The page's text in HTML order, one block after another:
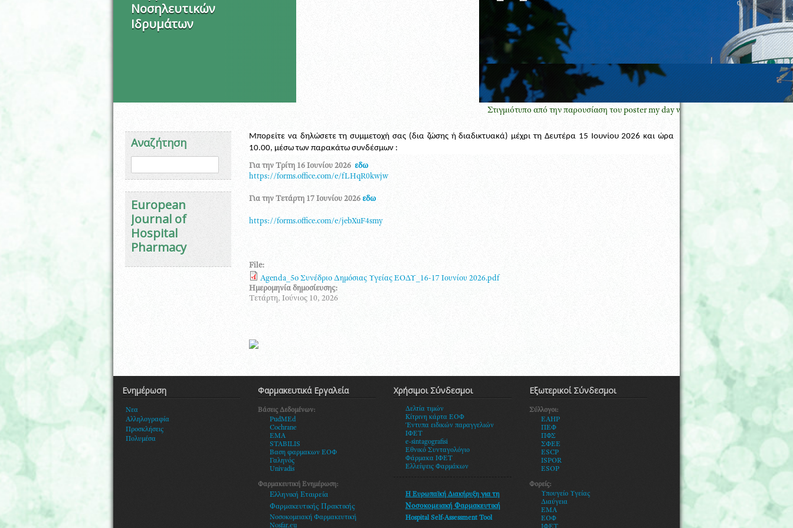
Νοσηλευτικών
Ιδρυμάτων
Στιγμιότυπο από την παρουσίαση του poster my day with oncology pharmacy GREECE με
Αναζήτηση
Φόρμα αναζήτησης
European
Journal of
Hospital
Pharmacy
Μπορείτε να δηλώσετε τη συμμετοχή σας (δια ζώσης ή διαδικτυακά) μέχρι τη Δευτέρα 15 Ιουνίου 2026 και ώρα
10.00, μέσω των παρακάτω συνδέσμων :
Για την Τρίτη 16 Ιουνίου 2026 εδω
https://forms.office.com/e/fLHqR0kwjw
Για την Τετάρτη 17 Ιουνίου 2026 εδω
https://forms.office.com/e/jebXuF4smy
File:
Agenda_5o Συνέδριο Δημόσιας Υγείας ΕΟΔΥ_16-17 Ιουνίου 2026.pdf
Ημερομηνία δημοσίευσης:
Τετάρτη, Ιούνιος 10, 2026
Ενημέρωση
Νεα
Αλληλογραφία
Προσκλήσεις
Πολυμέσα
Φαρμακευτικά Εργαλεία
Βάσεις Δεδομένων:
PudMEd
Cochrane
EMA
STABILIS
Βαση φαρμακων ΕΟΦ
Γαληνός
Univadis
Φαρμακευτική Ενημέρωση:
Ελληνική Εταιρεία
Φαρμακευτικής Πρακτικής
Νοσοκομειακή Φαρμακευτική
Nosfar.eu
Χρήσιμοι Σύνδεσμοι
Δελτία τιμών
Κίτρινη κάρτα ΕΟΦ
Έντυπα ειδικών παραγγελιών
ΙΦΕΤ
e-sintagografisi
Εθνικό Συνταγολόγιο
Φάρμακα ΙΦΕΤ
Ελλείψεις Φαρμάκων
Η Ευρωπαϊκή Διακήρυξη για τη
Νοσοκομειακή Φαρμακευτική
Hospital Self-Assessment Tool
Εξωτερικοί Σύνδεσμοι
Σύλλογοι:
EAHP
ΠΕΦ
ΠΦΣ
ΣΦΕΕ
ESCP
ISPOR
ESOP
Φορείς:
Υπουγείο Υγείας
Διαύγεια
ΕΜΑ
ΕΟΦ